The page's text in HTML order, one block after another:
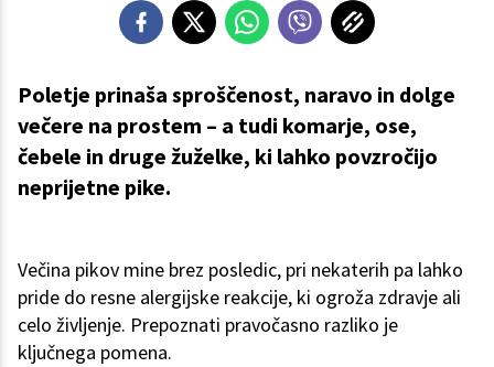
Poletje prinaša sproščenost, naravo in dolge
večere na prostem – a tudi komarje, ose,
čebele in druge žuželke, ki lahko povzročijo
neprijetne pike.
Večina pikov mine brez posledic, pri nekaterih pa lahko
pride do resne alergijske reakcije, ki ogroža zdravje ali
celo življenje. Prepoznati pravočasno razliko je
ključnega pomena.